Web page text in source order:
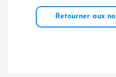
Retourner aux